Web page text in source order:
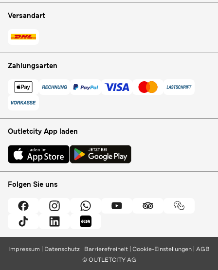
Versandart
Zahlungsarten
Outletcity App laden
Folgen Sie uns
Impressum Datenschutz Barrierefreiheit Cookie-Einstellungen AGB
© OUTLETCITY AG